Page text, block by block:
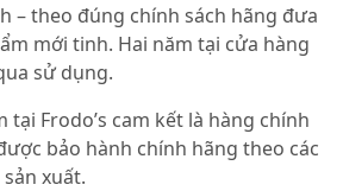
– theo đúng chính sách hãng đưa
mới tinh. Hai năm tại cửa hàng
sử dụng.
tại Frodo’s cam kết là hàng chính
bảo hành chính hãng theo các
xuất.